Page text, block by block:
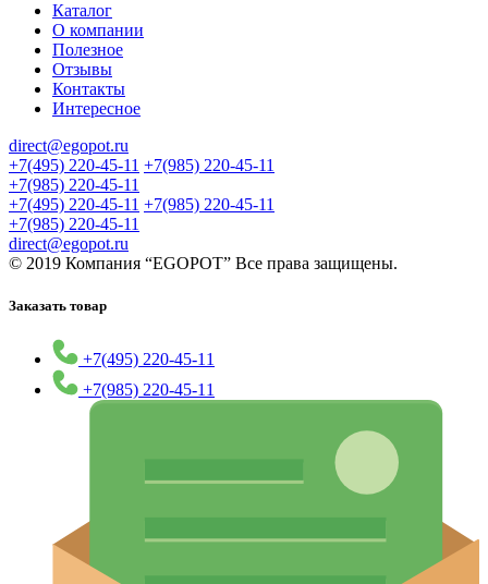
Каталог
О компании
Полезное
Отзывы
Контакты
Интересное
direct@egopot.ru
+7(495) 220-45-11 +7(985) 220-45-11
+7(985) 220-45-11
+7(495) 220-45-11 +7(985) 220-45-11
+7(985) 220-45-11
direct@egopot.ru
© 2019 Компания “EGOPOT” Все права защищены.
Заказать товар
+7(495) 220-45-11
+7(985) 220-45-11